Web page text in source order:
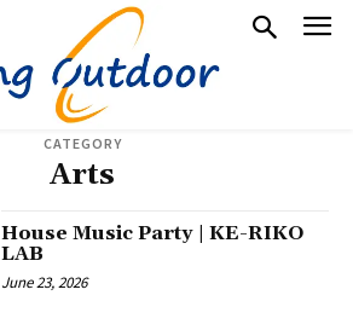
CATEGORY
Arts
House Music Party | KE-RIKO
LAB
June 23, 2026